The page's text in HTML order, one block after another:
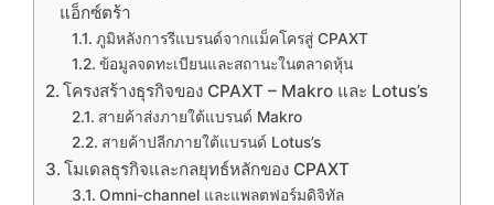
แอ็กซ์ตร้า
ภูมิหลังการรีแบรนด์จากแม็คโครสู่ CPAXT
ข้อมูลจดทะเบียนและสถานะในตลาดหุ้น
โครงสร้างธุรกิจของ CPAXT – Makro และ Lotus’s
สายค้าส่งภายใต้แบรนด์ Makro
สายค้าปลีกภายใต้แบรนด์ Lotus’s
โมเดลธุรกิจและกลยุทธ์หลักของ CPAXT
Omni-channel และแพลตฟอร์มดิจิทัล